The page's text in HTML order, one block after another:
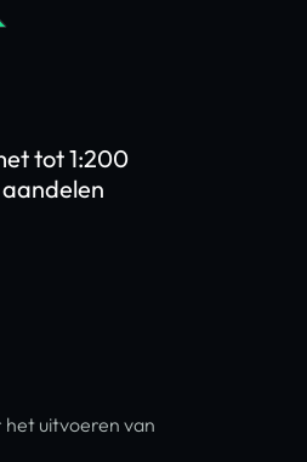
tot 1:200
uitvoeren van